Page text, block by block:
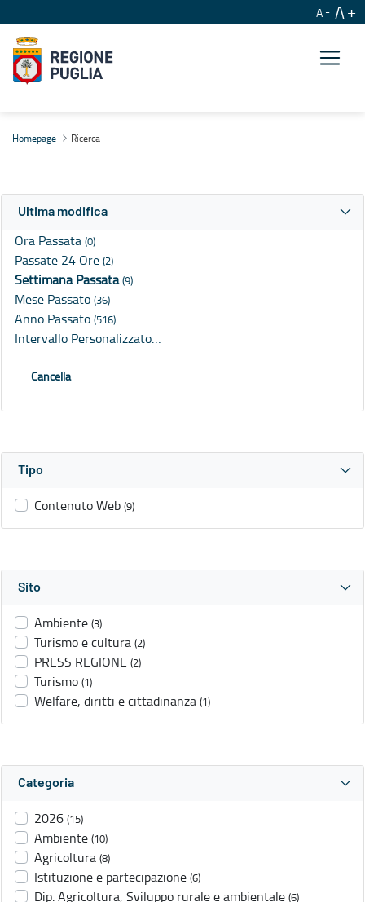
A A
Homepage Ricerca
Ultima modifica
Ora Passata (0)
Passate 24 Ore (2)
Settimana Passata(9)
Mese Passato (36)
Anno Passato (516)
Intervallo Personalizzato…
Cancella
Tipo
Contenuto Web (9)
Sito
Ambiente (3)
Turismo e cultura (2)
PRESS REGIONE (2)
Turismo (1)
Welfare, diritti e cittadinanza (1)
Categoria
2026 (15)
Ambiente (10)
Agricoltura (8)
Istituzione e partecipazione (6)
Dip. Agricoltura, Sviluppo rurale e ambientale (6)